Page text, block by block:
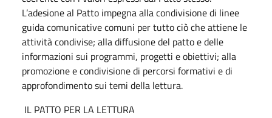
L’adesione al Patto impegna alla condivisione di linee
guida comunicative comuni per tutto ciò che attiene le
attività condivise; alla diffusione del patto e delle
informazioni sui programmi, progetti e obiettivi; alla
promozione e condivisione di percorsi formativi e di
approfondimento sui temi della lettura.
IL PATTO PER LA LETTURA